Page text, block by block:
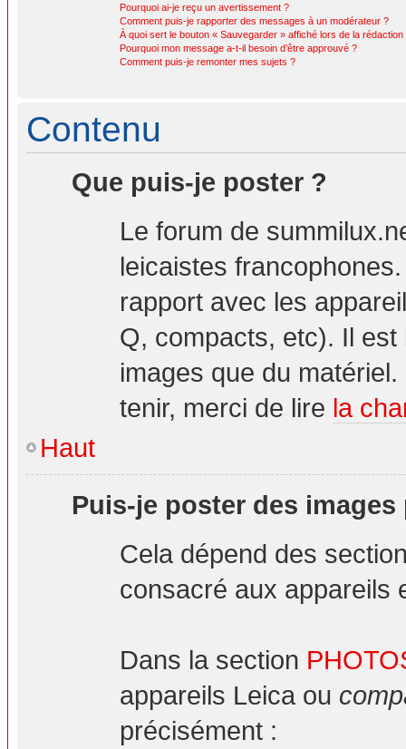
Pourquoi ai-je reçu un avertissement ?
Comment puis-je rapporter des messages à un modérateur ?
À quoi sert le bouton « Sauvegarder » affiché lors de la rédaction
Pourquoi mon message a-t-il besoin d’être approuvé ?
Comment puis-je remonter mes sujets ?
Contenu
Que puis-je poster ?
Le forum de
leicaistes
rapport avec les
Q, compacts, etc). Il
images que du
tenir, merci de lire la
Haut
Puis-je poster des
Cela dépend des
consacré aux appareils
Dans la section
appareils Leica ou
précisément :